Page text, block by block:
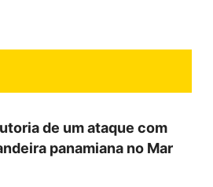
de um ataque com
panamiana no Mar